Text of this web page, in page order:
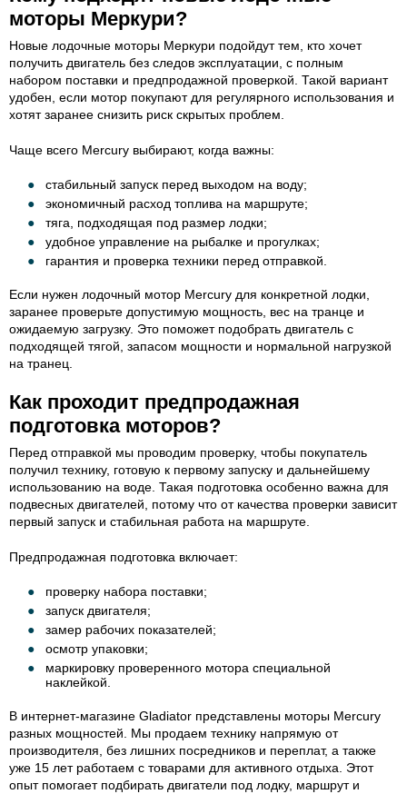
моторы Меркури?
Новые лодочные моторы Меркури подойдут тем, кто хочет
получить двигатель без следов эксплуатации, с полным
набором поставки и предпродажной проверкой. Такой вариант
удобен, если мотор покупают для регулярного использования и
хотят заранее снизить риск скрытых проблем.
Чаще всего Mercury выбирают, когда важны:
стабильный запуск перед выходом на воду;
экономичный расход топлива на маршруте;
тяга, подходящая под размер лодки;
удобное управление на рыбалке и прогулках;
гарантия и проверка техники перед отправкой.
Если нужен лодочный мотор Mercury для конкретной лодки,
заранее проверьте допустимую мощность, вес на транце и
ожидаемую загрузку. Это поможет подобрать двигатель с
подходящей тягой, запасом мощности и нормальной нагрузкой
на транец.
Как проходит предпродажная
подготовка моторов?
Перед отправкой мы проводим проверку, чтобы покупатель
получил технику, готовую к первому запуску и дальнейшему
использованию на воде. Такая подготовка особенно важна для
подвесных двигателей, потому что от качества проверки зависит
первый запуск и стабильная работа на маршруте.
Предпродажная подготовка включает:
проверку набора поставки;
запуск двигателя;
замер рабочих показателей;
осмотр упаковки;
маркировку проверенного мотора специальной
наклейкой.
В интернет-магазине Gladiator представлены моторы Mercury
разных мощностей. Мы продаем технику напрямую от
производителя, без лишних посредников и переплат, а также
уже 15 лет работаем с товарами для активного отдыха. Этот
опыт помогает подбирать двигатели под лодку, маршрут и